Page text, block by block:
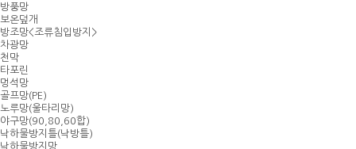
방풍망
보온덮개
방조망<조류침입방지>
차광망
천막
타포린
멍석망
골프망(PE)
노루망(울타리망)
야구망(90,80,60합)
낙하물방지틀(낙방틀)
낙하물방지망